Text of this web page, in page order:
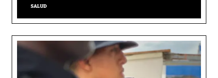
SALUD